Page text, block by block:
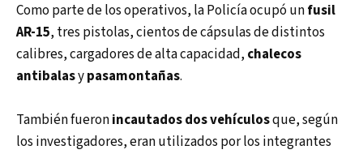
Como parte de los operativos, la Policía ocupó unfusil
AR-15, tres pistolas, cientos de cápsulas de distintos
calibres, cargadores de alta capacidad, chalecos
antibalasypasamontañas.
También fueronincautadosdos vehículosque, según
los investigadores, eran utilizados por los integrantes